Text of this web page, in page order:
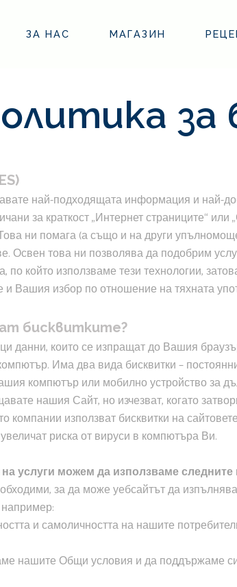
ЗА НАС МАГАЗИН
най-подходящата информация и най-
за краткост „Интернет страниците“
Това ни помага (а също и на други
Освен това ни позволява да подобрим
който използваме тези технологии,
и Вашия избор по отношение на тяхната
бисквитките?
данни, които се изпращат до Вашия
Има два вида бисквитки –
компютър или мобилно устройство за
нашия Сайт, но изчезват, когато
компании използват бисквитки на
риска от вируси в компютъра Ви.
услуги можем да използваме
за да може уебсайтът да
и самоличността на нашите
нашите Общи условия и да поддържаме